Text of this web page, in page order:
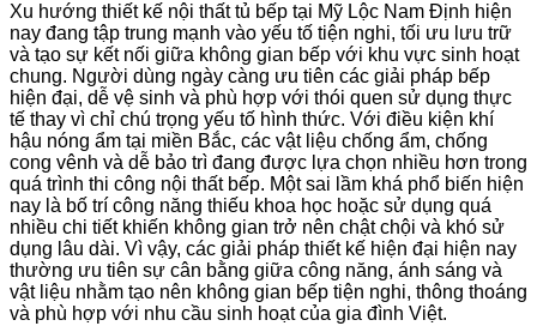
Xu hướng thiết kế nội thất tủ bếp tại Mỹ Lộc Nam Định hiện
nay đang tập trung mạnh vào yếu tố tiện nghi, tối ưu lưu trữ
và tạo sự kết nối giữa không gian bếp với khu vực sinh hoạt
chung. Người dùng ngày càng ưu tiên các giải pháp bếp
hiện đại, dễ vệ sinh và phù hợp với thói quen sử dụng thực
tế thay vì chỉ chú trọng yếu tố hình thức. Với điều kiện khí
hậu nóng ẩm tại miền Bắc, các vật liệu chống ẩm, chống
cong vênh và dễ bảo trì đang được lựa chọn nhiều hơn trong
quá trình thi công nội thất bếp. Một sai lầm khá phổ biến hiện
nay là bố trí công năng thiếu khoa học hoặc sử dụng quá
nhiều chi tiết khiến không gian trở nên chật chội và khó sử
dụng lâu dài. Vì vậy, các giải pháp thiết kế hiện đại hiện nay
thường ưu tiên sự cân bằng giữa công năng, ánh sáng và
vật liệu nhằm tạo nên không gian bếp tiện nghi, thông thoáng
và phù hợp với nhu cầu sinh hoạt của gia đình Việt.